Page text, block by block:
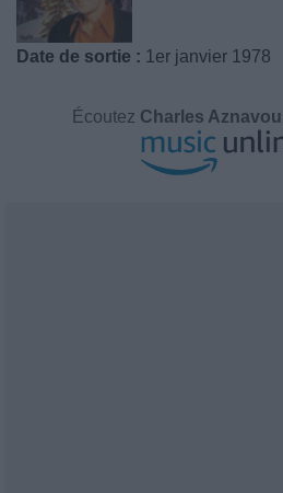
Date de sortie : 1er janvier 1978
Écoutez Charles